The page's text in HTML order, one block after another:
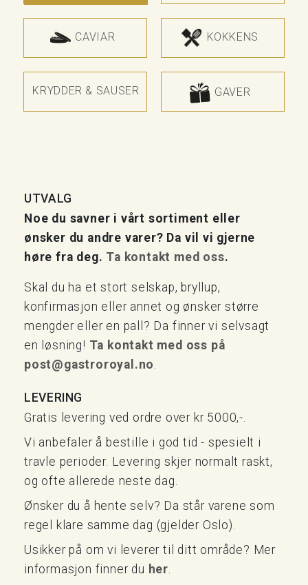
CAVIAR KOKKENS
KRYDDER & SAUSER GAVER
UTVALG
Noe du savner i vårt sortiment eller
ønsker du andre varer? Da vil vi gjerne
høre fra deg. Ta kontakt med oss.
Skal du ha et stort selskap, bryllup,
konfirmasjon eller annet og ønsker større
mengder eller en pall? Da finner vi selvsagt
en løsning! Ta kontakt med oss på
post@gastroroyal.no
LEVERING
Gratis levering ved ordre over kr 5000,-.
Vi anbefaler å bestille i god tid - spesielt i
travle perioder. Levering skjer normalt raskt,
og ofte allerede neste dag.
Ønsker du å hente selv? Da står varene som
regel klare samme dag (gjelder Oslo).
Usikker på om vi leverer til ditt område? Mer
informasjon finner du her